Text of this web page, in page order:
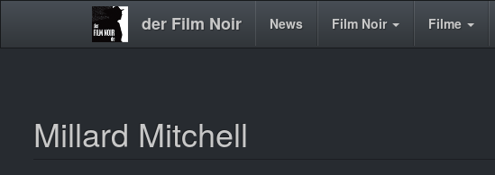
Direkt
der Film Noir
Main News Film Noir Filme
Millard Mitchell